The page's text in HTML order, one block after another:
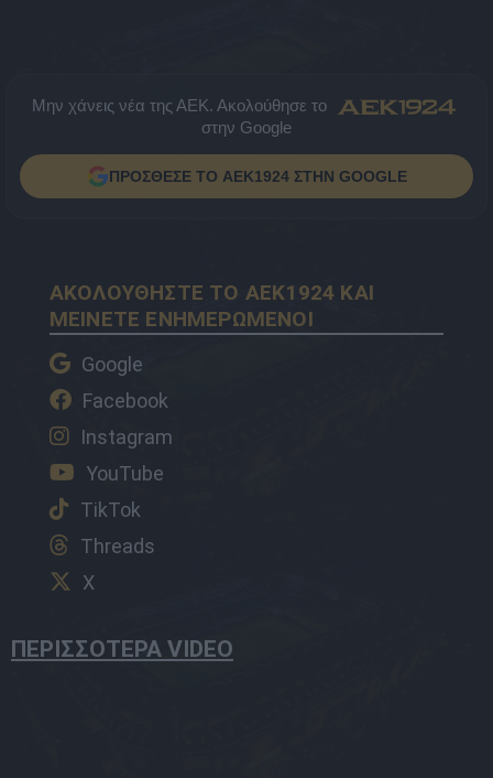
Μην χάνεις νέα της ΑΕΚ. Ακολούθησε το
στην Google
ΠΡΟΣΘΕΣΕ ΤΟ AEK1924 ΣΤΗΝ GOOGLE
ΑΚΟΛΟΥΘΗΣΤΕ ΤΟ AEK1924 ΚΑΙ
ΜΕΙΝΕΤΕ ΕΝΗΜΕΡΩΜΕΝΟΙ
Google
Facebook
Instagram
YouTube
TikTok
Threads
X
ΠΕΡΙΣΣΟΤΕΡΑ VIDEO